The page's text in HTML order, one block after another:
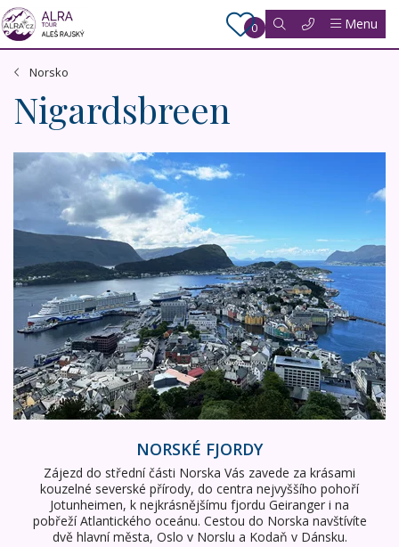
0 Menu
Norsko
Nigardsbreen
Norské fjordy
NORSKÉ FJORDY
Zájezd do střední části Norska Vás zavede za krásami
kouzelné severské přírody, do centra nejvyššího pohoří
Jotunheimen, k nejkrásnějšímu fjordu Geiranger i na
pobřeží Atlantického oceánu. Cestou do Norska navštívíte
dvě hlavní města, Oslo v Norslu a Kodaň v Dánsku.